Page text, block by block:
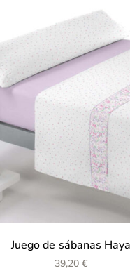
Juego de sábanas Haya
39,20€